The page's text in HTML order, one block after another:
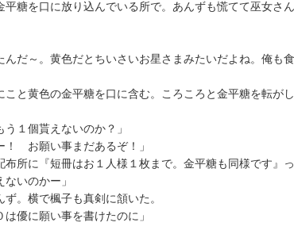
糖を口に放り込んでいる所で。あんずも慌てて巫女さ
んだ～。黄色だとちいさいお星さまみたいだよね。俺
と黄色の金平糖を口に含む。ころころと金平糖を転が
う１個貰えないのか？」
！ お願い事まだあるぞ！」
布所に『短冊はお１人様１枚まで。金平糖も同様です』
ないのかー」
。横で楓子も真剣に頷いた。
は優に願い事を書けたのに」